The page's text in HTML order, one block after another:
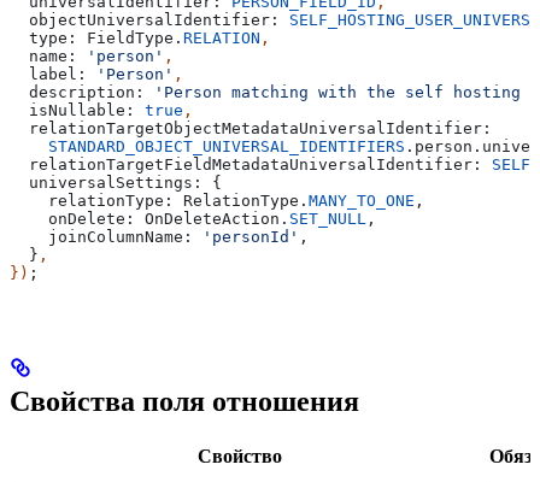
  objectUniversalIdentifier:
  type:
FieldType . RELATION ,
  name:
'person' ,
  label:
'Person' ,
  description:
'Person matching with the self hosting
  isNullable:
true ,
  relationTargetObjectMetadataUniversalIdentifier:
    STANDARD_OBJECT_UNIVERSAL_IDENTIFIERS
. person .
  relationTargetFieldMetadataUniversalIdentifier:
  universalSettings:
{
    relationType:
RelationType . MANY_TO_ONE ,
    onDelete:
OnDeleteAction . SET_NULL ,
    joinColumnName:
'personId' ,
  }
,
}) ;
Свойства поля отношения
Свойство